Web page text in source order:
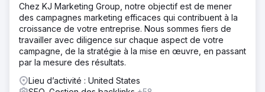
Chez KJ Marketing Group, notre objectif est de mener
des campagnes marketing efficaces qui contribuent à la
croissance de votre entreprise. Nous sommes fiers de
travailler avec diligence sur chaque aspect de votre
campagne, de la stratégie à la mise en œuvre, en passant
par la mesure des résultats.
Lieu d’activité : United States